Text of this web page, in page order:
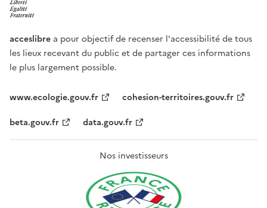
acceslibre a pour objectif de recenser l'accessibilité de tous
les lieux recevant du public et de partager ces informations
le plus largement possible.
www.ecologie.gouv.fr
cohesion-territoires.gouv.fr
beta.gouv.fr
data.gouv.fr
Nos investisseurs